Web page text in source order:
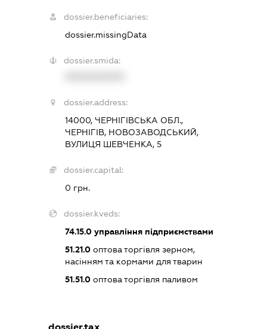
dossier.beneficiaries:
dossier.missingData
dossier.smida:
dossier.address:
14000, ЧЕРНІГІВСЬКА ОБЛ.,
ЧЕРНІГІВ, НОВОЗАВОДСЬКИЙ,
ВУЛИЦЯ ШЕВЧЕНКА, 5
dossier.capital:
0 грн.
dossier.kveds:
74.15.0 управління підприємствами
51.21.0 оптова торгівля зерном,
насінням та кормами для тварин
51.51.0 оптова торгівля паливом